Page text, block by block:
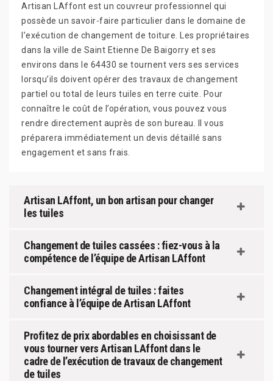
Artisan LAffont est un couvreur professionnel qui
possède un savoir-faire particulier dans le domaine de
l’exécution de changement de toiture. Les propriétaires
dans la ville de Saint Etienne De Baigorry et ses
environs dans le 64430 se tournent vers ses services
lorsqu’ils doivent opérer des travaux de changement
partiel ou total de leurs tuiles en terre cuite. Pour
connaître le coût de l’opération, vous pouvez vous
rendre directement auprès de son bureau. Il vous
préparera immédiatement un devis détaillé sans
engagement et sans frais.
Artisan LAffont, un bon artisan pour changer
les tuiles
Changement de tuiles cassées : fiez-vous à la
compétence de l’équipe de Artisan LAffont
Changement intégral de tuiles : faites
confiance à l’équipe de Artisan LAffont
Profitez de prix abordables en choisissant de
vous tourner vers Artisan LAffont dans le
cadre de l’exécution de travaux de changement
de tuiles